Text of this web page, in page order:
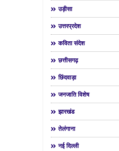
उड़ीसा
उत्तरप्रदेश
कविता संदेश
छत्तीसगढ़
छिंदवाड़ा
जनजाति विशेष
झारखंड
तेलंगाना
नई दिल्ली